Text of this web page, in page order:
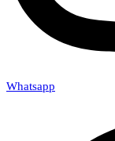
Whatsapp